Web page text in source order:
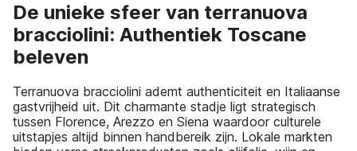
De unieke sfeer van terranuova
bracciolini: Authentiek Toscane
beleven
Terranuova bracciolini ademt authenticiteit en Italiaanse
gastvrijheid uit. Dit charmante stadje ligt strategisch
tussen Florence, Arezzo en Siena waardoor culturele
uitstapjes altijd binnen handbereik zijn. Lokale markten